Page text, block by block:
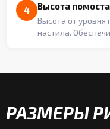
4 Высота
Высота от уровня
настила.
РАЗМЕРЫ